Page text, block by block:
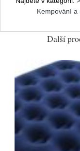
Kempování a
Další